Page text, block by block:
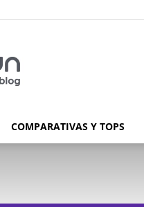
COMPARATIVAS Y TOPS